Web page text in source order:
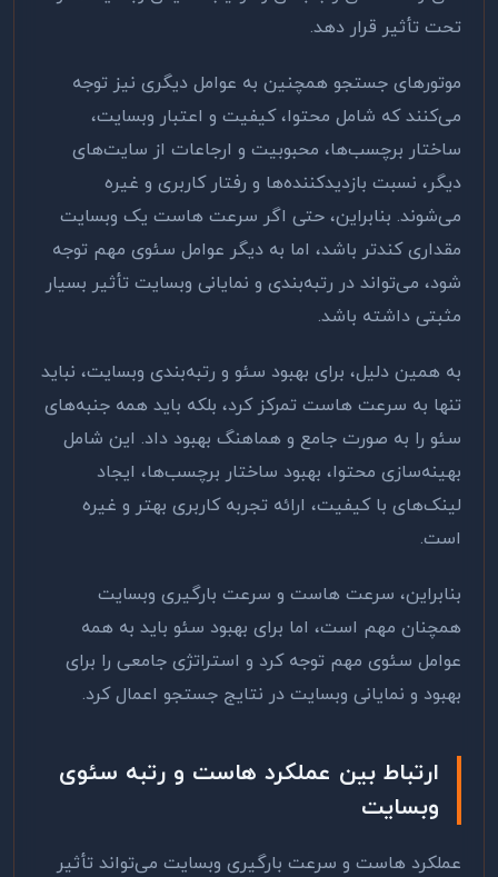
تحت تأثیر قرار دهد.
موتورهای جستجو همچنین به عوامل دیگری نیز توجه
می‌کنند که شامل محتوا، کیفیت و اعتبار وبسایت،
ساختار برچسب‌ها، محبوبیت و ارجاعات از سایت‌های
دیگر، نسبت بازدیدکننده‌ها و رفتار کاربری و غیره
می‌شوند. بنابراین، حتی اگر سرعت هاست یک وبسایت
مقداری کندتر باشد، اما به دیگر عوامل سئوی مهم توجه
شود، می‌تواند در رتبه‌بندی و نمایانی وبسایت تأثیر بسیار
مثبتی داشته باشد.
به همین دلیل، برای بهبود سئو و رتبه‌بندی وبسایت، نباید
تنها به سرعت هاست تمرکز کرد، بلکه باید همه جنبه‌های
سئو را به صورت جامع و هماهنگ بهبود داد. این شامل
بهینه‌سازی محتوا، بهبود ساختار برچسب‌ها، ایجاد
لینک‌های با کیفیت، ارائه تجربه کاربری بهتر و غیره
است.
بنابراین، سرعت هاست و سرعت بارگیری وبسایت
همچنان مهم است، اما برای بهبود سئو باید به همه
عوامل سئوی مهم توجه کرد و استراتژی جامعی را برای
بهبود و نمایانی وبسایت در نتایج جستجو اعمال کرد.
ارتباط بین عملکرد هاست و رتبه سئوی
وبسایت
عملکرد هاست و سرعت بارگیری وبسایت می‌تواند تأثیر